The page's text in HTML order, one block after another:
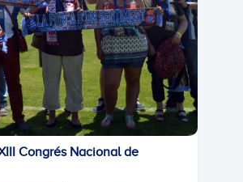
Congrés Nacional de